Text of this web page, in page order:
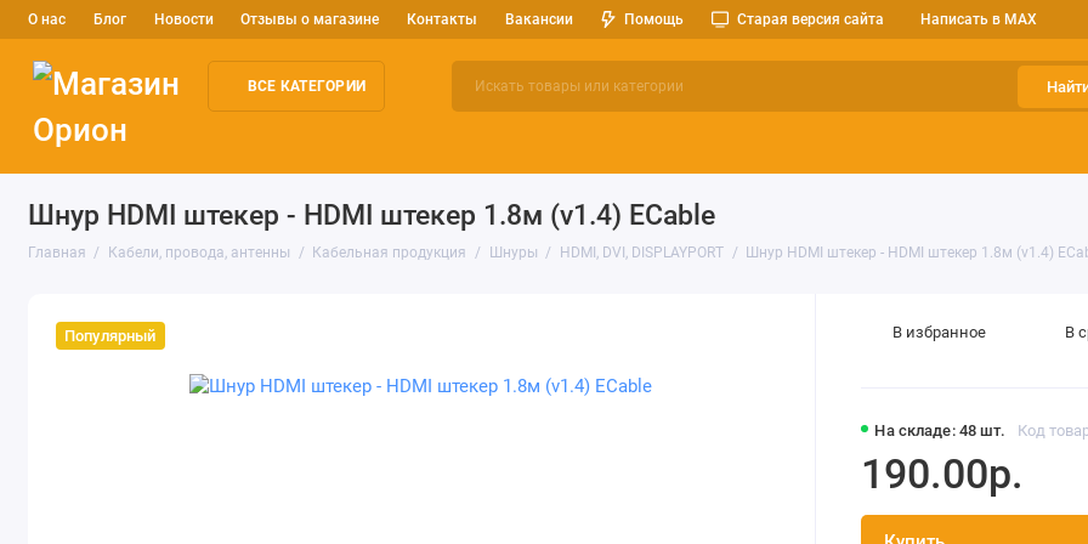
О нас Блог Новости Отзывы о магазине Контакты Вакансии Помощь Старая версия сайта Написать в MAX
ВСЕ КАТЕГОРИИ
Электронные компоненты
Шнур HDMI штекер - HDMI штекер 1.8м (v1.4) ECable
Главная Кабели, провода, антенны Кабельная продукция Шнуры HDMI, DVI, DISPLAYPORT Шнур HDMI штекер - HDMI штекер 1.8м (v1.4)
Популярный
На складе: 48 шт. Код
190.00р.
В избранное В